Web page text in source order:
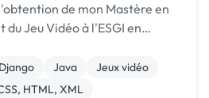
de mon Mastère en
Jeu Vidéo à l'ESGI en
d'information de
Django Java
Jeux vidéo
HTML, XML